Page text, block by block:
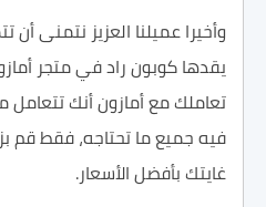
وأخيرا عميلنا العزيز نتمنى
يقدها كوبون راد في متجر
تعاملك مع أمازون أنك
فيه جميع ما تحتاجه، فقط قم
غايتك بأفضل الأسعار.